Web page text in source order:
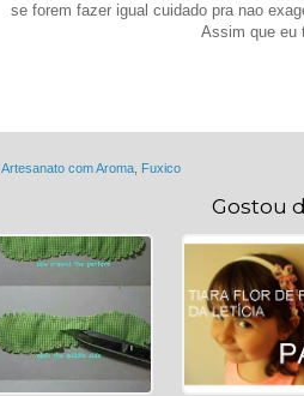
se forem fazer igual cuidado pra nao
Assim que eu
Artesanato com Aroma Fuxico
Gostou